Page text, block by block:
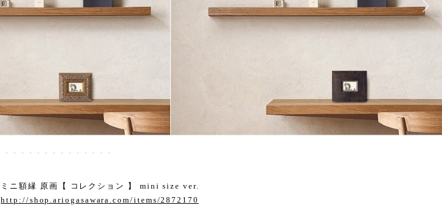
ミニ額縁 原画【 コレクション 】 mini size ver.
http://shop.ariogasawara.com/items/2872170